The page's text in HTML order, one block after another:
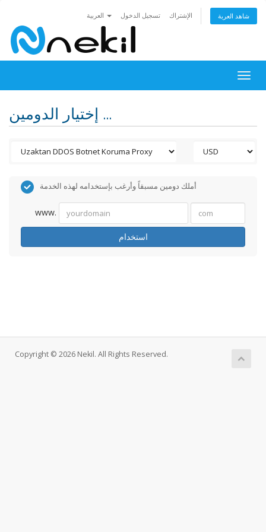
تسجيل الدخول الإشتراك شاهد العربة
إختيار الدومين ...
أملك دومين مسبقاً وأرغب بإستخدامه لهذه الخدمة
www.
استخدام
Copyright © 2026 Nekil. All Rights Reserved.